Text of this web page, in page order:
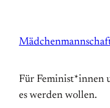
springen
Für Feminist*innen
es werden wollen.